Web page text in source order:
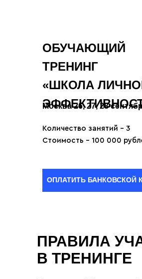
ОБУЧАЮЩИЙ
ТРЕНИНГ
«ШКОЛА
ОПЛАТИТЬ БАНКОВСКОЙ
Количество занятий - 3
Стоимость - 100 000
Москва 26, 27, 28
ПРАВИЛА
В ТРЕНИНГЕ